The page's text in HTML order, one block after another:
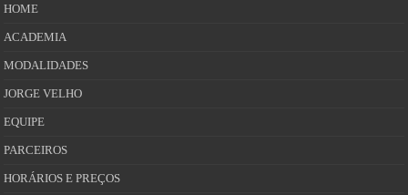
HOME
ACADEMIA
MODALIDADES
JORGE VELHO
EQUIPE
PARCEIROS
HORÁRIOS E PREÇOS